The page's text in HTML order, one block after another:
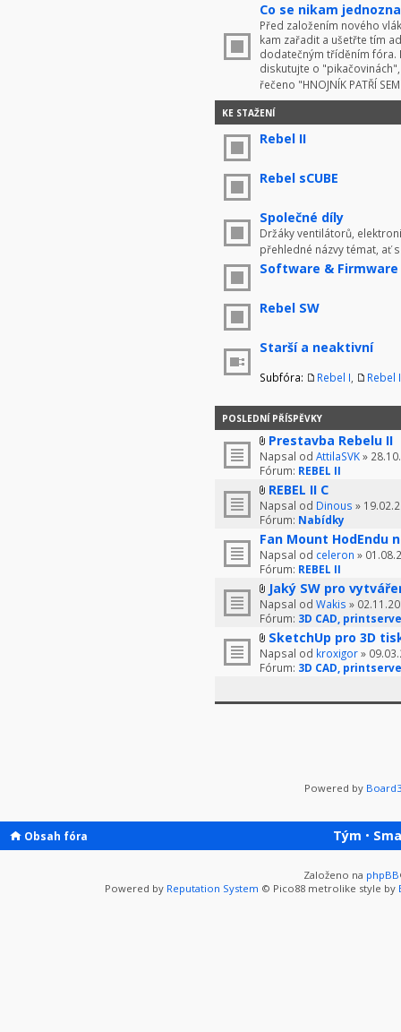
Co se nikam
Před založením nového
kam zařadit a ušetřte tím
dodatečným tříděním fóra.
diskutujte o
řečeno "HNOJNÍK PATŘÍ
KE STAŽENÍ
Rebel II
Rebel sCUBE
Společné díly
Držáky ventilátorů,
přehledné názvy témat, ať
Software & Firmware
Rebel SW
Starší a neaktivní
Subfóra: Rebel I Rebel
POSLEDNÍ PŘÍSPĚVKY
Prestavba Rebelu II
Napsal od AttilaSVK»
Fórum: REBEL II
REBEL II C
Napsal od Dinous »
Fórum: Nabídky
Fan Mount HodEndu
Napsal od celeron »
Fórum: REBEL II
Jaký SW pro
Napsal od Wakis »
Fórum: 3D CAD,
SketchUp pro 3D
Napsal od kroxigor»
Fórum: 3D CAD,
Powered by
Obsah fóra Tým •
Založeno na phpBB
Powered by Reputation System © Pico88 metrolike style by